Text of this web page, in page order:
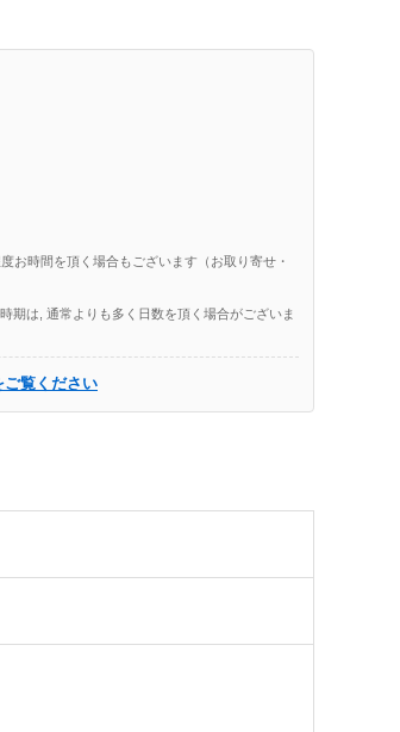
お時間を頂く場合もございます（お取り寄せ・
期は, 通常よりも多く日数を頂く場合がございま
ご覧ください